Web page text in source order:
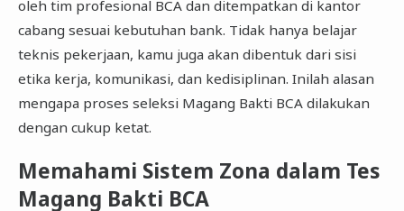
oleh tim profesional BCA dan ditempatkan di kantor
cabang sesuai kebutuhan bank. Tidak hanya belajar
teknis pekerjaan, kamu juga akan dibentuk dari sisi
etika kerja, komunikasi, dan kedisiplinan. Inilah alasan
mengapa proses seleksi Magang Bakti BCA dilakukan
dengan cukup ketat.
Memahami Sistem Zona dalam Tes
Magang Bakti BCA